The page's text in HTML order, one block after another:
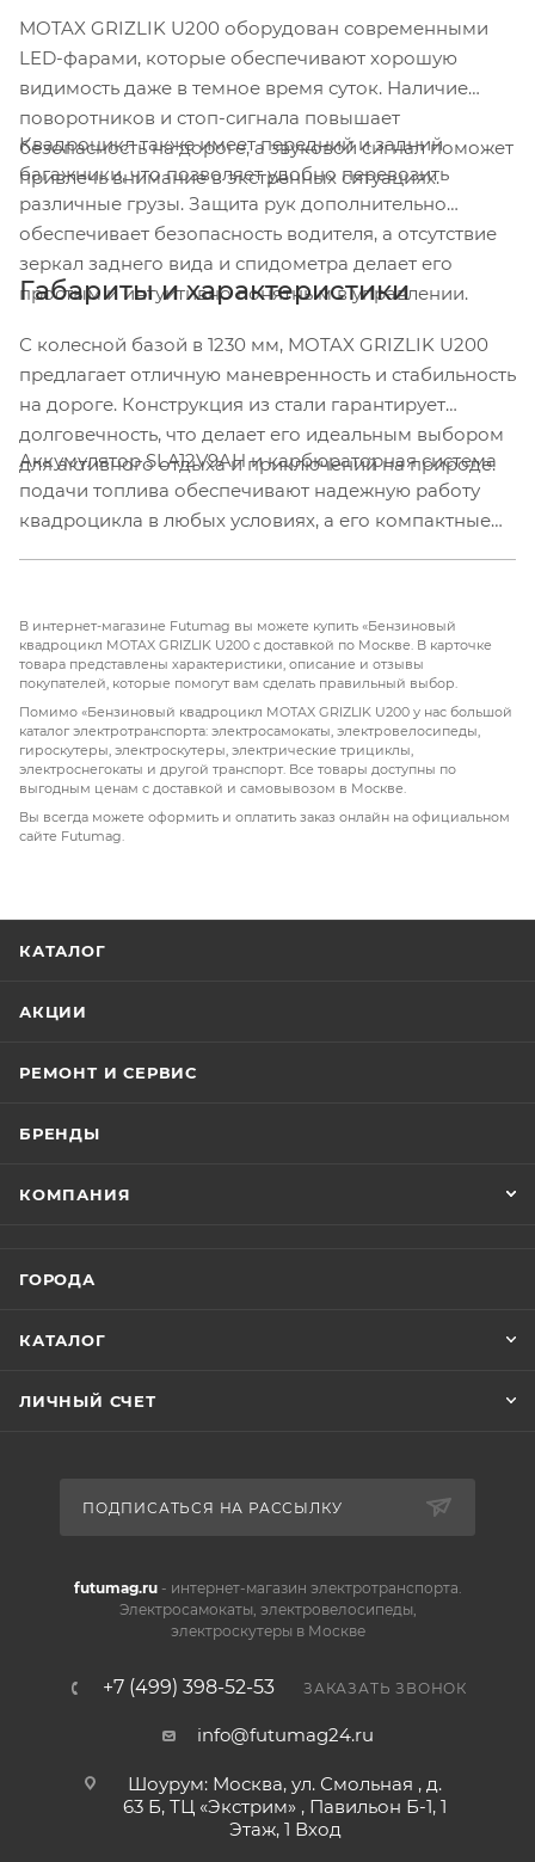
MOTAX GRIZLIK U200 оборудован современными
LED-фарами, которые обеспечивают хорошую
видимость даже в темное время суток. Наличие
поворотников и стоп-сигнала повышает
безопасность на дороге, а звуковой сигнал поможет
привлечь внимание в экстренных ситуациях.
Квадроцикл также имеет передний и задний
багажники, что позволяет удобно перевозить
различные грузы. Защита рук дополнительно
обеспечивает безопасность водителя, а отсутствие
зеркал заднего вида и спидометра делает его
простым и интуитивно понятным в управлении.
Габариты и характеристики
С колесной базой в 1230 мм, MOTAX GRIZLIK U200
предлагает отличную маневренность и стабильность
на дороге. Конструкция из стали гарантирует
долговечность, что делает его идеальным выбором
для активного отдыха и приключений на природе.
Аккумулятор SLA12V9AH и карбюраторная система
подачи топлива обеспечивают надежную работу
квадроцикла в любых условиях, а его компактные
В интернет-магазине Futumag вы можете купить «Бензиновый
квадроцикл MOTAX GRIZLIK U200 с доставкой по Москве. В карточке
товара представлены характеристики, описание и отзывы
покупателей, которые помогут вам сделать правильный выбор.
Помимо «Бензиновый квадроцикл MOTAX GRIZLIK U200 у нас большой
каталог электротранспорта: электросамокаты, электровелосипеды,
гироскутеры, электроскутеры, электрические трициклы,
электроснегокаты и другой транспорт. Все товары доступны по
выгодным ценам с доставкой и самовывозом в Москве.
Вы всегда можете оформить и оплатить заказ онлайн на официальном
сайте Futumag.
КАТАЛОГ
АКЦИИ
РЕМОНТ И СЕРВИС
БРЕНДЫ
КОМПАНИЯ
ГОРОДА
КАТАЛОГ
ЛИЧНЫЙ СЧЕТ
ПОДПИСАТЬСЯ НА РАССЫЛКУ
futumag.ru- интернет-магазин электротранспорта.
Электросамокаты, электровелосипеды,
электроскутеры в Москве
+7 (499) 398-52-53 ЗАКАЗАТЬ ЗВОНОК
info@futumag24.ru
Шоурум: Москва, ул. Смольная , д.
63 Б, ТЦ «Экстрим» , Павильон Б-1, 1
Этаж, 1 Вход